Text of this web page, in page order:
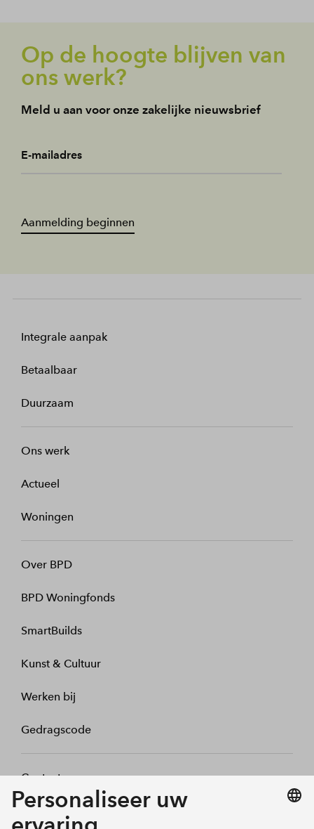
Op de hoogte blijven van
ons werk?
Meld u aan voor onze zakelijke nieuwsbrief
E-mailadres
Aanmelding beginnen
Integrale aanpak
Betaalbaar
Duurzaam
Ons werk
Actueel
Woningen
Over BPD
BPD Woningfonds
SmartBuilds
Kunst & Cultuur
Werken bij
Gedragscode
Contact
Mijn profiel